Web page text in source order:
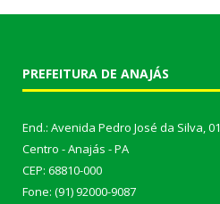
PREFEITURA DE ANAJÁS
End.: Avenida Pedro José da Silva, 01
Centro - Anajás - PA
CEP: 68810-000
Fone: (91) 92000-9087